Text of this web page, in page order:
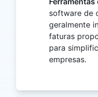
software de
geralmente
faturas
para
empresas.